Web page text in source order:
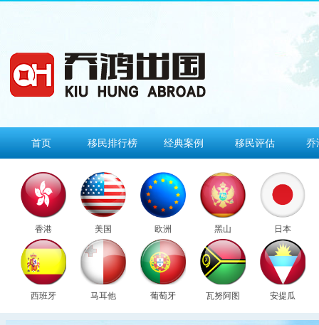
首页 移民排行榜 经典案例 移民评估 乔
香港 美国 欧洲 黑山 日本
西班牙 马耳他 葡萄牙 瓦努阿图 安提瓜